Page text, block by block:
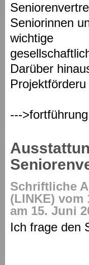
Seniorinnen
wichtige
Darüber
Projektförderu
---
Schriftliche
(LINKE) vom
am 15. Juni
Ich frage den